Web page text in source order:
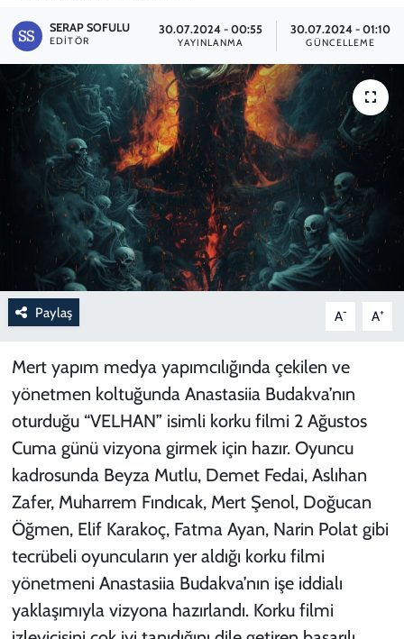
SERAP SOFULU
EDITÖR
30.07.2024 - 00:55
YAYINLANMA
30.07.2024 - 01:10
GÜNCELLEME
Paylaş A- A+
Mert yapım medya yapımcılığında çekilen ve
yönetmen koltuğunda Anastasiia Budakva’nın
oturduğu “VELHAN” isimli korku filmi 2 Ağustos
Cuma günü vizyona girmek için hazır. Oyuncu
kadrosunda Beyza Mutlu, Demet Fedai, Aslıhan
Zafer, Muharrem Fındıcak, Mert Şenol, Doğucan
Öğmen, Elif Karakoç, Fatma Ayan, Narin Polat gibi
tecrübeli oyuncuların yer aldığı korku filmi
yönetmeni Anastasiia Budakva’nın işe iddialı
yaklaşımıyla vizyona hazırlandı. Korku filmi